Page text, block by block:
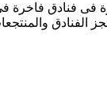
فى فنادق فاخرة
الفنادق